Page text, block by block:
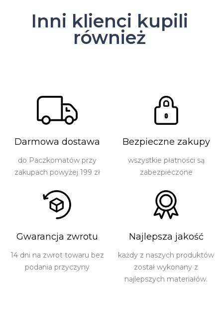
Inni klienci kupili
również
Darmowa dostawa
do Paczkomatów przy
zakupach powyżej 199 zł
Bezpieczne zakupy
wszystkie płatności są
zabezpieczone
Gwarancja zwrotu
14 dni na zwrot towaru bez
podania przyczyny
Najlepsza jakość
każdy z naszych produktów
został wykonany z
najlepszych materiałów.